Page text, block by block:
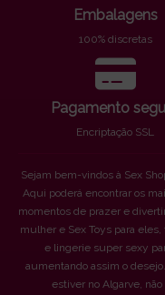
Embalagens
100% discretas
Pagamento
Encriptação SSL
Sejam bem-vindos à Sex
Aqui poderá encontrar os
momentos de prazer e
mulher e Sex Toys para
e lingerie super sexy
aumentando assim o
estiver no Algarve,